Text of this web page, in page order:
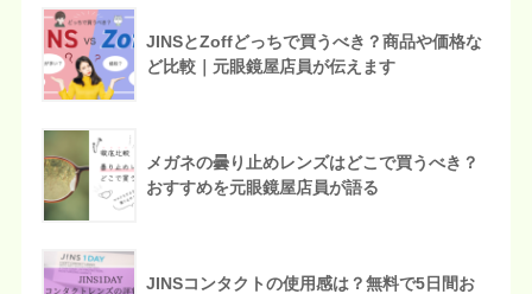
JINSとZoffどっちで買うべき？商品や価格な
ど比較｜元眼鏡屋店員が伝えます
メガネの曇り止めレンズはどこで買うべき？
おすすめを元眼鏡屋店員が語る
JINSコンタクトの使用感は？無料で5日間お